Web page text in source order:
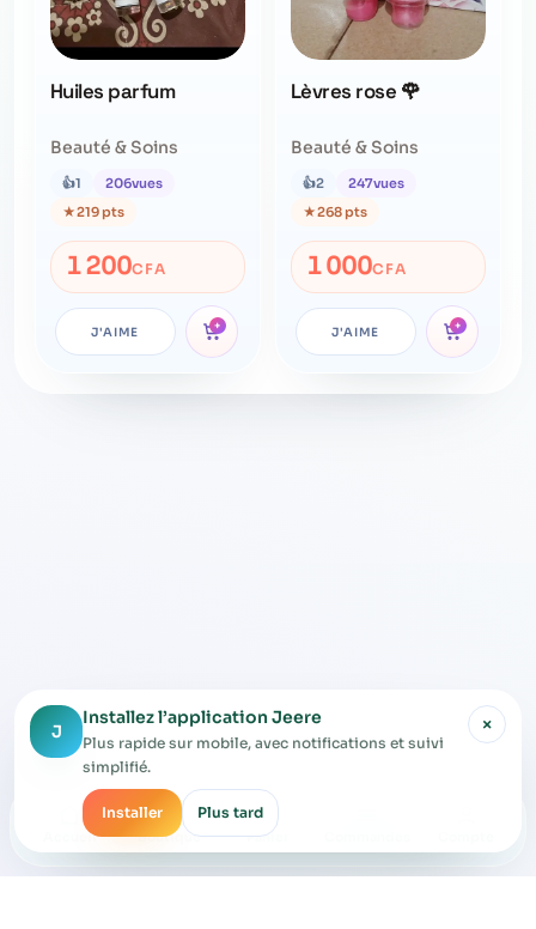
J
Installez l’application Jeere
Plus rapide sur mobile, avec notifications et suivi
simplifié.
Installer Plus tard
×
Huiles parfum
Beauté & Soins
👍1 206vues
★219 pts
1 200CFA
J'AIME +
Lèvres rose 🌹
Beauté & Soins
👍2 247vues
★268 pts
1 000CFA
J'AIME +
Accueil Boutique Panier